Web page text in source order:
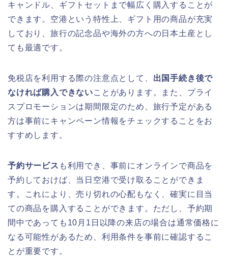
キャンドル、ギフトセットまで幅広く購入することが
できます。空港という特性上、ギフト用の商品が充実
しており、旅行の記念品や海外の方への日本土産とし
ても最適です。
免税店を利用する際の注意点として、 出国手続き後で
なければ購入できないことがあります。また、プライ
スプロモーションは期間限定のため、旅行予定がある
方は事前にキャンペーン情報をチェックすることをお
すすめします。
予約サービス も利用でき、事前にオンラインで商品を
予約しておけば、当日空港で受け取ることができま
す。これにより、売り切れの心配もなく、確実に目当
ての商品を購入することができます。ただし、予約期
間中であっても10月1日以降の来店の場合は通常価格に
なる可能性があるため、利用条件を事前に確認するこ
とが重要です。